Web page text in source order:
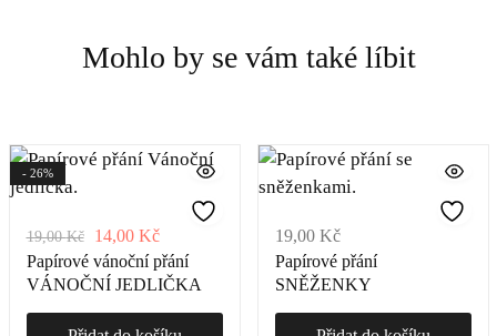
Mohlo by se vám také líbit
- 26%
19,00Kč 14,00 Kč
Papírové vánoční přání
VÁNOČNÍ JEDLIČKA
19,00 Kč
Papírové přání
SNĚŽENKY